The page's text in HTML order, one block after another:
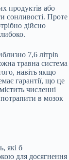
продуктів або
сонливості. Проте
дійсно
7,6 літрів
травна система
навіть якщо
гарантії, що це
численні
в мозок
які б
для досягнення